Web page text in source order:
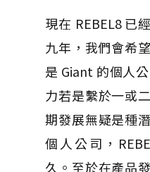
現在 REBEL8 已
九年，我們會希
是 Giant 的個人
力若是繫於一或
期發展無疑是種
個人公司，
久。至於在產品